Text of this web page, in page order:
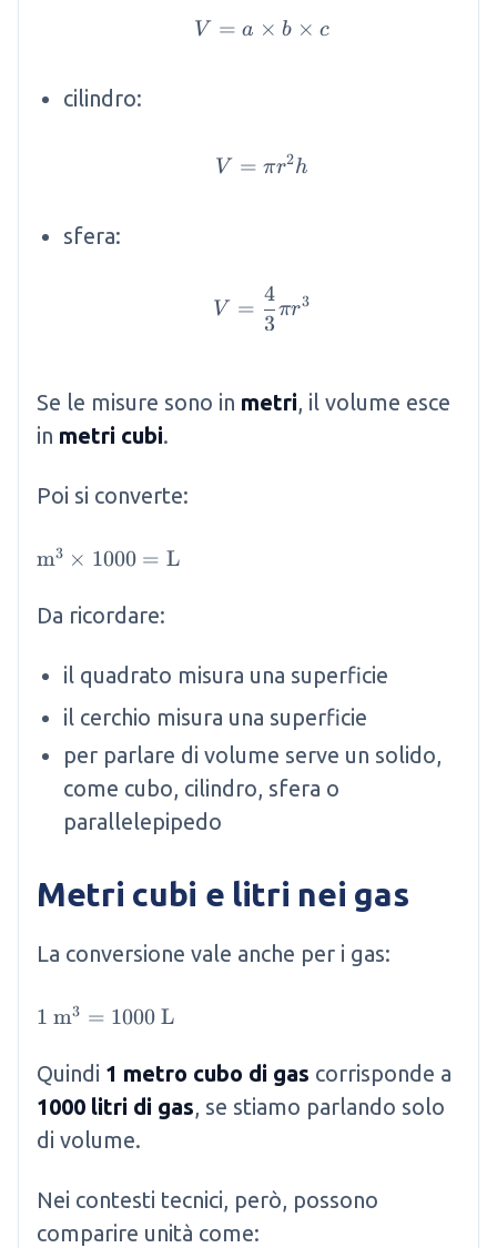
V = a \times b \times c
V = a × b × c
cilindro:
V = \pi r^2 h
V = πr2h
sfera:
V = \frac{4}{3}\pi r^3
V =
3
4
πr3
Se le misure sono in metri, il volume esce
in metri cubi.
Poi si converte:
\mathrm{m}^3 \times 1000 = \mathrm{L}
m3 × 1000 = L
Da ricordare:
il quadrato misura una superficie
il cerchio misura una superficie
per parlare di volume serve un solido,
come cubo, cilindro, sfera o
parallelepipedo
Metri cubi e litri nei gas
La conversione vale anche per i gas:
1 \mathrm{~m}^3 = 1000 \mathrm{~L}
1 m3 = 1000 L
Quindi 1 metro cubo di gas corrisponde a
1000 litri di gas, se stiamo parlando solo
di volume.
Nei contesti tecnici, però, possono
comparire unità come: